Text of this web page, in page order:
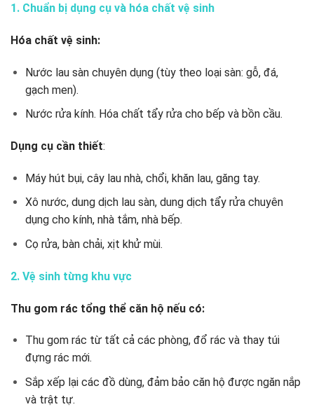
1. Chuẩn bị dụng cụ và hóa chất vệ sinh
Hóa chất vệ sinh:
Nước lau sàn chuyên dụng (tùy theo loại sàn: gỗ, đá,
gạch men).
Nước rửa kính. Hóa chất tẩy rửa cho bếp và bồn cầu.
Dụng cụ cần thiết:
Máy hút bụi, cây lau nhà, chổi, khăn lau, găng tay.
Xô nước, dung dịch lau sàn, dung dịch tẩy rửa chuyên
dụng cho kính, nhà tắm, nhà bếp.
Cọ rửa, bàn chải, xịt khử mùi.
2. Vệ sinh từng khu vực
Thu gom rác tổng thể căn hộ nếu có:
Thu gom rác từ tất cả các phòng, đổ rác và thay túi
đựng rác mới.
Sắp xếp lại các đồ dùng, đảm bảo căn hộ được ngăn nắp
và trật tự.